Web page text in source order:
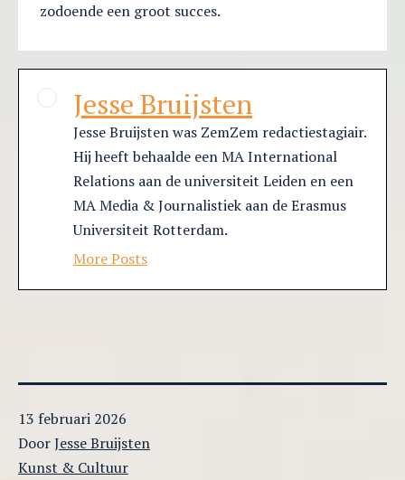
zodoende een groot succes.
Jesse Bruijsten
Jesse Bruijsten was ZemZem redactiestagiair.
Hij heeft behaalde een MA International
Relations aan de universiteit Leiden en een
MA Media & Journalistiek aan de Erasmus
Universiteit Rotterdam.
More Posts
Gepubliceerd
op
13 februari 2026
DoorJesse Bruijsten
Gecategoriseerd
Kunst & Cultuur